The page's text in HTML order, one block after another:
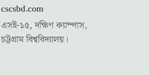
cscsbd.com
এসই-১৫, দক্ষিণ ক্যাম্পাস,
চট্টগ্রাম বিশ্ববিদ্যালয়।